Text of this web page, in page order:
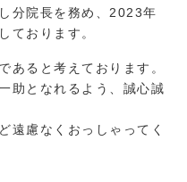
分院長を務め、2023年
ております。
あると考えております。
助となれるよう、誠心誠
遠慮なくおっしゃってく